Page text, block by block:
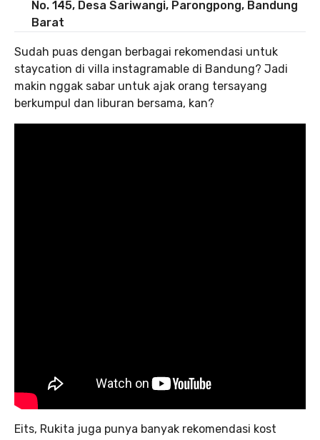
No. 145, Desa Sariwangi, Parongpong, Bandung
Barat
Sudah puas dengan berbagai rekomendasi untuk
staycation di villa instagramable di Bandung? Jadi
makin nggak sabar untuk ajak orang tersayang
berkumpul dan liburan bersama, kan?
Eits, Rukita juga punya banyak rekomendasi kost